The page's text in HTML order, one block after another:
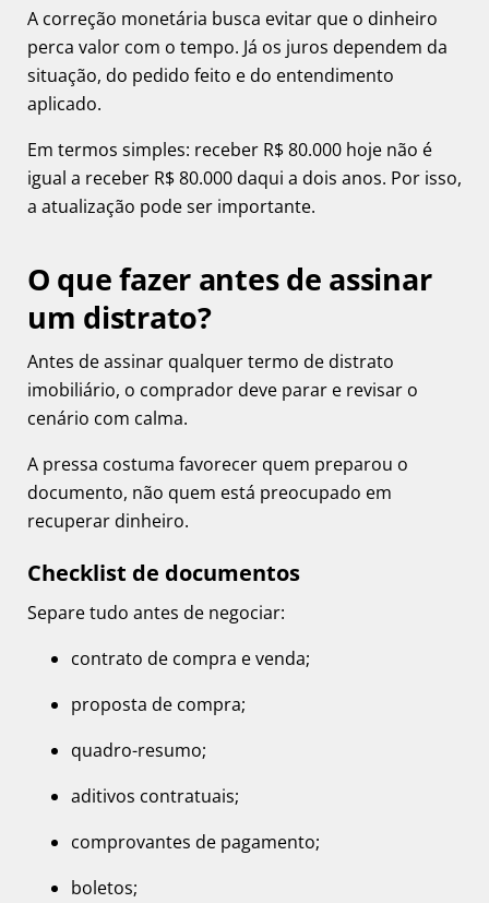
A correção monetária busca evitar que o dinheiro
perca valor com o tempo. Já os juros dependem da
situação, do pedido feito e do entendimento
aplicado.
Em termos simples: receber R$ 80.000 hoje não é
igual a receber R$ 80.000 daqui a dois anos. Por isso,
a atualização pode ser importante.
O que fazer antes de assinar
um distrato?
Antes de assinar qualquer termo de distrato
imobiliário, o comprador deve parar e revisar o
cenário com calma.
A pressa costuma favorecer quem preparou o
documento, não quem está preocupado em
recuperar dinheiro.
Checklist de documentos
Separe tudo antes de negociar:
contrato de compra e venda;
proposta de compra;
quadro-resumo;
aditivos contratuais;
comprovantes de pagamento;
boletos;